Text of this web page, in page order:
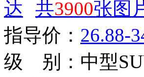
共3900张图
指导价： 26.88-
级 别： 中型